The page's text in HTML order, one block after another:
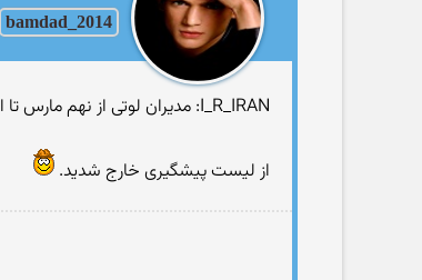
bamdad_2014
I_R_IRAN: مدیران لوتی از نهم مارس تا الان فکر کنم ۳۸ روز میشه ... هنوز یک ماه من تموم نشده !
از لیست پیشگیری خارج شدید.